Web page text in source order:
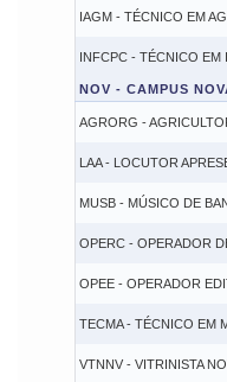
IAGM - TÉCNICO EM
INFCPC - TÉCNICO EM
NOV - CAMPUS
AGRORG -
LAA - LOCUTOR
MUSB - MÚSICO DE
OPERC - OPERADOR
OPEE - OPERADOR
TECMA - TÉCNICO EM
VTNNV - VITRINISTA